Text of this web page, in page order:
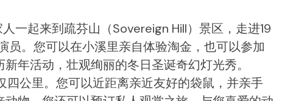
一起来到疏芬山（Sovereign Hill）景区，走进19
。您可以在小溪里亲自体验淘金，也可以参加
年活动，壮观绚丽的冬日圣诞奇幻灯光秀。
公里。您可以近距离亲近友好的袋鼠，并亲手